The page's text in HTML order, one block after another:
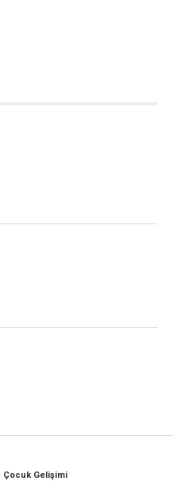
Çocuk Gelişimi